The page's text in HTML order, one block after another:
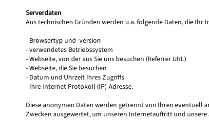
Serverdaten
Aus technischen Gründen werden u.a. folgende Daten, die
- Browsertyp und -version
- verwendetes Betriebssystem
- Webseite, von der aus Sie uns besuchen (Referrer URL)
- Webseite, die Sie besuchen
- Datum und Uhrzeit Ihres Zugriffs
- Ihre Internet Protokoll (IP)-Adresse.
Diese anonymen Daten werden getrennt von Ihren eventuell
Zwecken ausgewertet, um unseren Internetauftritt und